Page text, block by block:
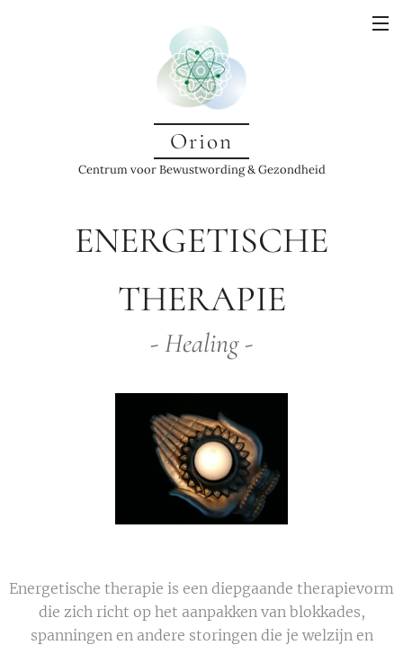
Orion
Centrum voor Bewustwording & Gezondheid
ENERGETISCHE
THERAPIE
- Healing -
Energetische therapie is een diepgaande therapievorm
die zich richt op het aanpakken van blokkades,
spanningen en andere storingen die je welzijn en